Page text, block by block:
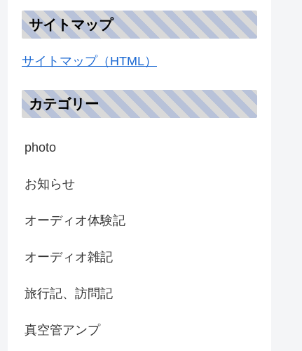
によるシングルアンプ製作…
サイトマップ
サイトマップ（HTML）
カテゴリー
photo
お知らせ
オーディオ体験記
オーディオ雑記
旅行記、訪問記
真空管アンプ